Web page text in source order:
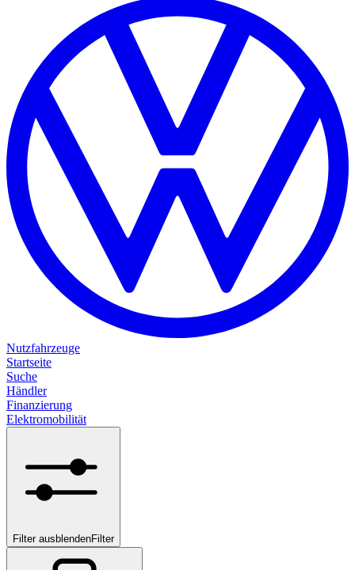
Nutzfahrzeuge
Startseite
Suche
Händler
Finanzierung
Elektromobilität
Filter ausblendenFilter